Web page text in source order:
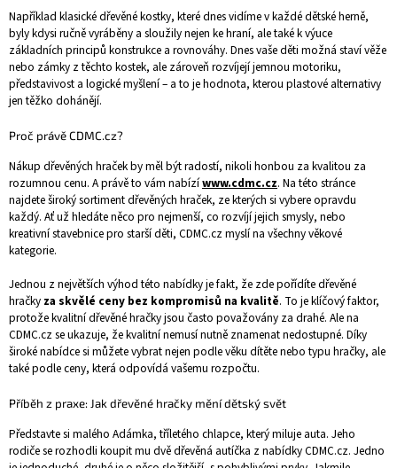
Například klasické dřevěné kostky, které dnes vidíme v každé dětské herně,
byly kdysi ručně vyráběny a sloužily nejen ke hraní, ale také k výuce
základních principů konstrukce a rovnováhy. Dnes vaše děti možná staví věže
nebo zámky z těchto kostek, ale zároveň rozvíjejí jemnou motoriku,
představivost a logické myšlení – a to je hodnota, kterou plastové alternativy
jen těžko dohánějí.
Proč právě CDMC.cz?
Nákup dřevěných hraček by měl být radostí, nikoli honbou za kvalitou za
rozumnou cenu. A právě to vám nabízíwww.cdmc.cz. Na této stránce
najdete široký sortiment dřevěných hraček, ze kterých si vybere opravdu
každý. Ať už hledáte něco pro nejmenší, co rozvíjí jejich smysly, nebo
kreativní stavebnice pro starší děti, CDMC.cz myslí na všechny věkové
kategorie.
Jednou z největších výhod této nabídky je fakt, že zde pořídíte dřevěné
hračky za skvělé ceny bez kompromisů na kvalitě. To je klíčový faktor,
protože kvalitní dřevěné hračky jsou často považovány za drahé. Ale na
CDMC.cz se ukazuje, že kvalitní nemusí nutně znamenat nedostupné. Díky
široké nabídce si můžete vybrat nejen podle věku dítěte nebo typu hračky, ale
také podle ceny, která odpovídá vašemu rozpočtu.
Příběh z praxe: Jak dřevěné hračky mění dětský svět
Představte si malého Adámka, tříletého chlapce, který miluje auta. Jeho
rodiče se rozhodli koupit mu dvě dřevěná autíčka z nabídky CDMC.cz. Jedno